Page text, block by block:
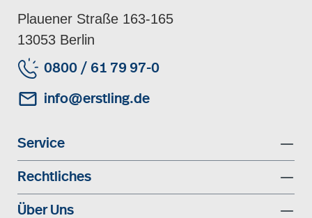
Plauener Straße 163-165
13053 Berlin
0800 / 61 79 97-0
info@erstling.de
Service
Rechtliches
Über Uns